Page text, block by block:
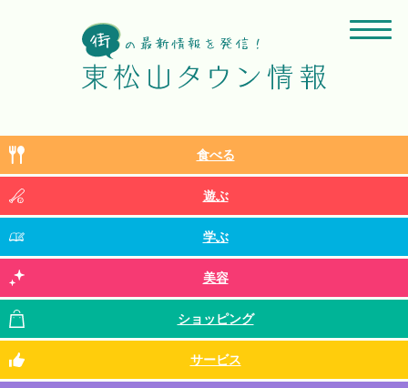
食べる
遊ぶ
学ぶ
美容
ショッピング
サービス